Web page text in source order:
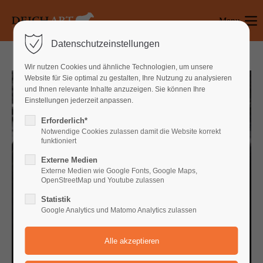
Login
Benutzername
Passwort
Anmelden
Register
Lorem ipsum dolor sit amet:
Menu
Uraufführung von Jens Raschke
Datenschutzeinstellungen
Wir nutzen Cookies und ähnliche Technologien, um unsere
Website für Sie optimal zu gestalten, Ihre Nutzung zu analysieren
und Ihnen relevante Inhalte anzuzeigen. Sie können Ihre
Einstellungen jederzeit anpassen.
Erforderlich*
Notwendige Cookies zulassen damit die Website korrekt
funktioniert
Externe Medien
Externe Medien wie Google Fonts, Google Maps,
OpenStreetMap und Youtube zulassen
Statistik
Google Analytics und Matomo Analytics zulassen